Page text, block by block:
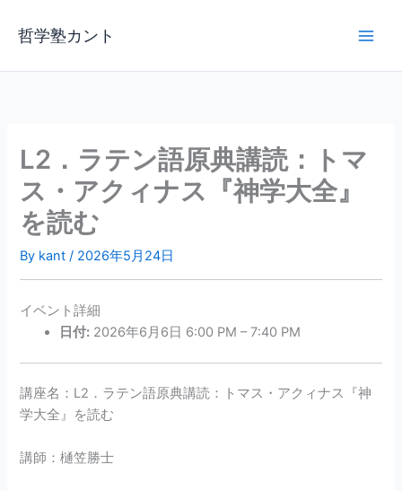
ス
哲学塾カント
L2．ラテン語原典講読：トマ
ス・アクィナス『神学大全』
を読む
By kant/ 2026年5月24日
イベント詳細
日付: 2026年6月6日 6:00 PM – 7:40 PM
講座名：L2．ラテン語原典講読：トマス・アクィナス『神
学大全』を読む
講師：樋笠勝士